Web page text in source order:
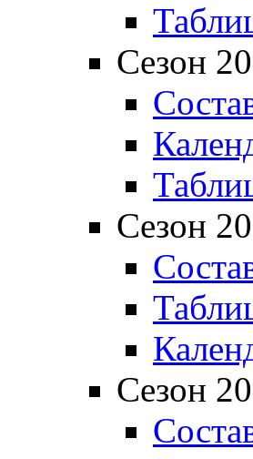
Сезон
Сезон
Сезон